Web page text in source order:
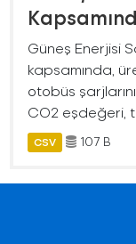
Güneş Enerjisi
kapsamında,
otobüs
CO2 eşdeğeri,
CSV 107 B